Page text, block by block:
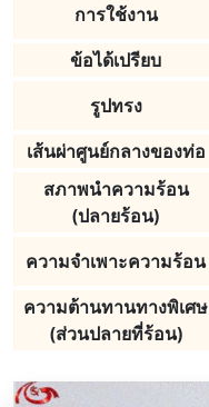
การใช้งาน
ข้อได้เปรียบ
รูปทรง
เส้นผ่าศูนย์กลางของท่อ
สภาพนําความร้อน
(ปลายร้อน)
ความจำเพาะความร้อน
ความต้านทานทางพิเศษ
(ส่วนปลายที่ร้อน)